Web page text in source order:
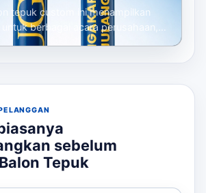
tepuk custom ini menampilkan
berbagai acara perusahaan,
seminar, launc...
sebelum
Tepuk